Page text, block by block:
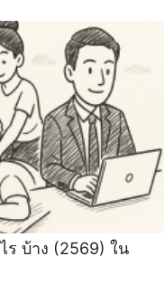
ร บ้าง (2569) ใน